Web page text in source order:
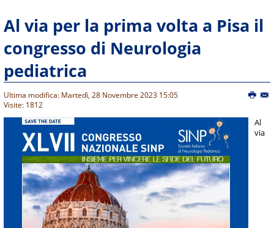
Al via per la prima volta a Pisa il
congresso di Neurologia
pediatrica
Ultima modifica: Martedì, 28 Novembre 2023 15:05
Visite: 1812
Al
via